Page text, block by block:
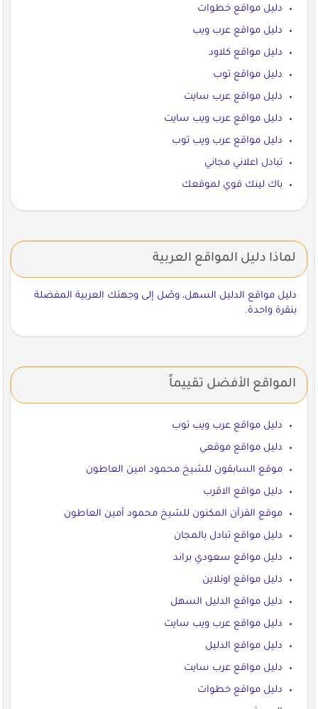
دليل مواقع خطوات
دليل مواقع عرب ويب
دليل مواقع كلاود
دليل مواقع توب
دليل مواقع عرب سايت
دليل مواقع عرب ويب سايت
دليل مواقع عرب ويب توب
تبادل اعلاني مجاني
باك لينك قوي لموقعك
لماذا دليل المواقع العربية
دليل مواقع الدليل السهل، وصّل إلى وجهتك العربية المفضلة
بنقرة واحدة.
المواقع الأفضل تقييماً
دليل مواقع عرب ويب توب
دليل مواقع موقعي
موقع السابقون للشيخ محمود امين العاطون
دليل مواقع الاقرب
موقع القرآن المكنون للشيخ محمود أمين العاطون
دليل مواقع تبادل بالمجان
دليل مواقع سعودي براند
دليل مواقع اونلاين
دليل مواقع الدليل السهل
دليل مواقع عرب ويب سايت
دليل مواقع الدليل
دليل مواقع عرب سايت
دليل مواقع خطوات